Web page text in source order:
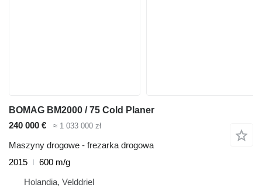
BOMAG BM2000 / 75 Cold Planer
240 000 €
≈ 1 033 000 zł
Maszyny drogowe - frezarka drogowa
2015
600 m/g
Holandia, Velddriel